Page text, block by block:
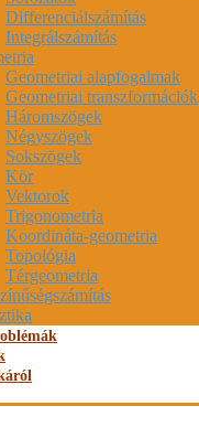
Differenciálszámítás
Integrálszámítás
Geometriai alapfogalmak
Geometriai transzformációk
Háromszögek
Négyszögek
Sokszögek
Kör
Vektorok
Trigonometria
Koordináta-geometria
Topológia
Térgeometria